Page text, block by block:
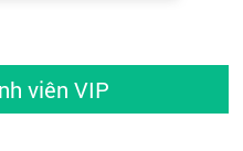
viên VIP